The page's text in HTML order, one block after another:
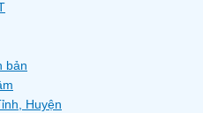
bản
Huyện